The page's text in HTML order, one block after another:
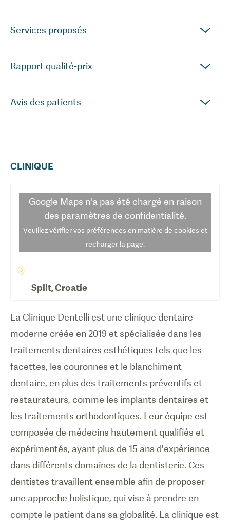
Services proposés
Rapport qualité-prix
Avis des patients
CLINIQUE
Google Maps n'a pas été chargé en raison
des paramètres de confidentialité.
Veuillez vérifier vos préférences en matière de cookies et
recharger la page.
Split,Croatie
La Clinique Dentelli est une clinique dentaire
moderne créée en 2019 et spécialisée dans les
traitements dentaires esthétiques tels que les
facettes, les couronnes et le blanchiment
dentaire, en plus des traitements préventifs et
restaurateurs, comme les implants dentaires et
les traitements orthodontiques. Leur équipe est
composée de médecins hautement qualifiés et
expérimentés, ayant plus de 15 ans d'expérience
dans différents domaines de la dentisterie. Ces
dentistes travaillent ensemble afin de proposer
une approche holistique, qui vise à prendre en
compte le patient dans sa globalité. La clinique est